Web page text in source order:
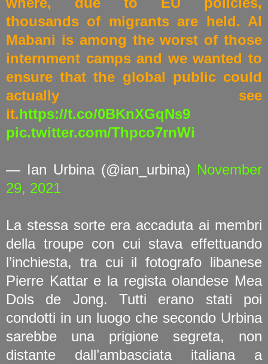
thousands of migrants are held. Al
Mabani is among the worst of those
internment camps and we wanted to
ensure that the global public could
actually see
it.https://t.co/0BKnXGqNs9
pic.twitter.com/Thpco7rnWi
— Ian Urbina (@ian_urbina) November
29, 2021
La stessa sorte era accaduta ai membri
della troupe con cui stava effettuando
l’inchiesta, tra cui il fotografo libanese
Pierre Kattar e la regista olandese Mea
Dols de Jong. Tutti erano stati poi
condotti in un luogo che secondo Urbina
sarebbe una prigione segreta, non
distante dall’ambasciata italiana a